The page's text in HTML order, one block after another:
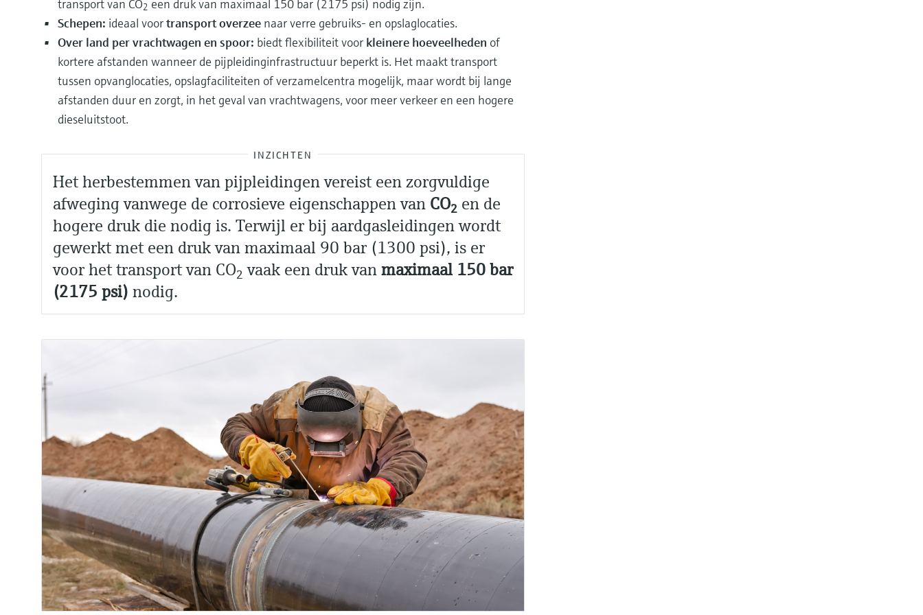
transport van CO2 een druk van maximaal 150 bar (2175 psi) nodig zijn.
Schepen: ideaal voortransport overzee naar verre gebruiks- en opslaglocaties.
Over land per vrachtwagen en spoor: biedt flexibiliteit voor kleinere hoeveelheden of
kortere afstanden wanneer de pijpleidinginfrastructuur beperkt is. Het maakt transport
tussen opvanglocaties, opslagfaciliteiten of verzamelcentra mogelijk, maar wordt bij lange
afstanden duur en zorgt, in het geval van vrachtwagens, voor meer verkeer en een hogere
dieseluitstoot.
INZICHTEN
Het herbestemmen van pijpleidingen vereist een zorgvuldige
afweging vanwege de corrosieve eigenschappen van CO2 en de
hogere druk die nodig is. Terwijl er bij aardgasleidingen wordt
gewerkt met een druk van maximaal 90 bar (1300 psi), is er
voor het transport van CO2 ​ vaak een druk van maximaal 150 bar
(2175 psi) nodig.